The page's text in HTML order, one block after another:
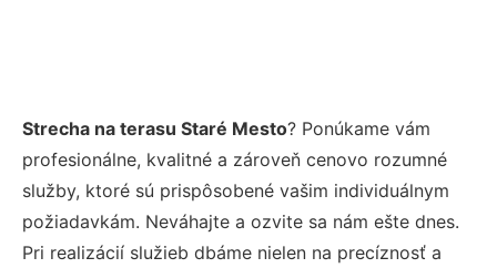
Strecha na terasu Staré Mesto? Ponúkame vám
profesionálne, kvalitné a zároveň cenovo rozumné
služby, ktoré sú prispôsobené vašim individuálnym
požiadavkám. Neváhajte a ozvite sa nám ešte dnes.
Pri realizácií služieb dbáme nielen na precíznosť a